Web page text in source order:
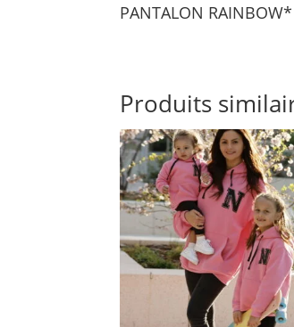
PANTALON RAINBOW*
Produits